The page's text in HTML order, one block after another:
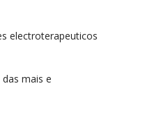
electroterapeuticos
mais e